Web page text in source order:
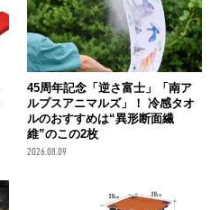
45周年記念「逆さ富士」「南ア
ルプスアニマルズ」！ 冷感タオ
ルのおすすめは“異形断面繊
維”のこの2枚
2026.08.09